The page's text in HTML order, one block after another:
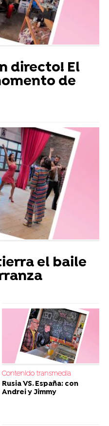
directo! El
de
el baile
Contenido transmedia
Rusia VS. España: con
Andrei y Jimmy